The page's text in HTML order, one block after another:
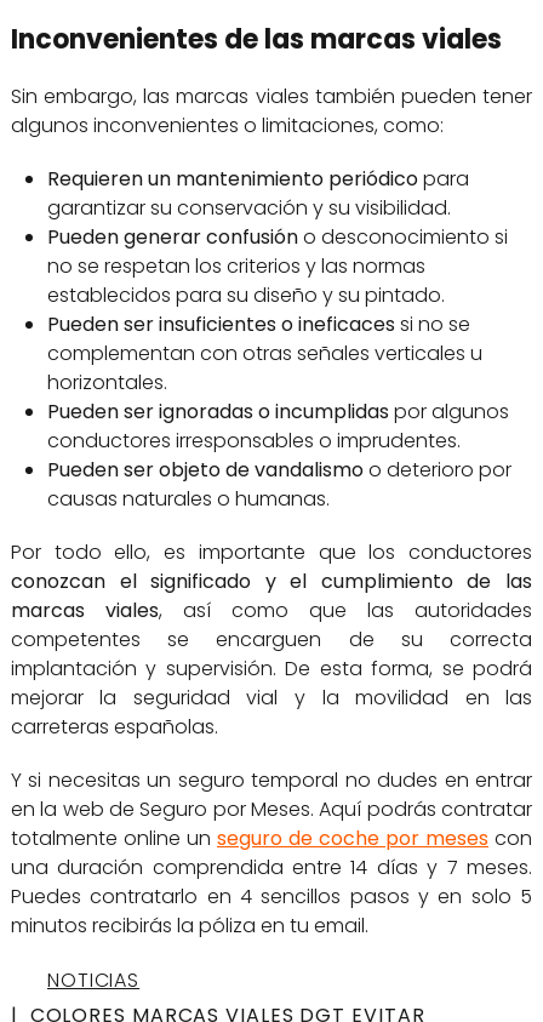
Inconvenientes de las marcas viales
Sin embargo, las marcas viales también pueden tener
algunos inconvenientes o limitaciones, como:
Requieren un mantenimiento periódicopara
garantizar su conservación y su visibilidad.
Pueden generar confusióno desconocimiento si
no se respetan los criterios y las normas
establecidos para su diseño y su pintado.
Pueden ser insuficientes o ineficacessi no se
complementan con otras señales verticales u
horizontales.
Pueden ser ignoradas o incumplidaspor algunos
conductores irresponsables o imprudentes.
Pueden ser objeto de vandalismoo deterioro por
causas naturales o humanas.
Por todo ello, es importante que los conductores
conozcan el significado y el cumplimiento de las
marcas viales, así como que las autoridades
competentes se encarguen de su correcta
implantación y supervisión. De esta forma, se podrá
mejorar la seguridad vial y la movilidad en las
carreteras españolas.
Y si necesitas un seguro temporal no dudes en entrar
en la web de Seguro por Meses. Aquí podrás contratar
totalmente online un seguro de coche por meses con
una duración comprendida entre 14 días y 7 meses.
Puedes contratarlo en 4 sencillos pasos y en solo 5
minutos recibirás la póliza en tu email.
NOTICIAS
| COLORES MARCAS VIALES DGT EVITAR